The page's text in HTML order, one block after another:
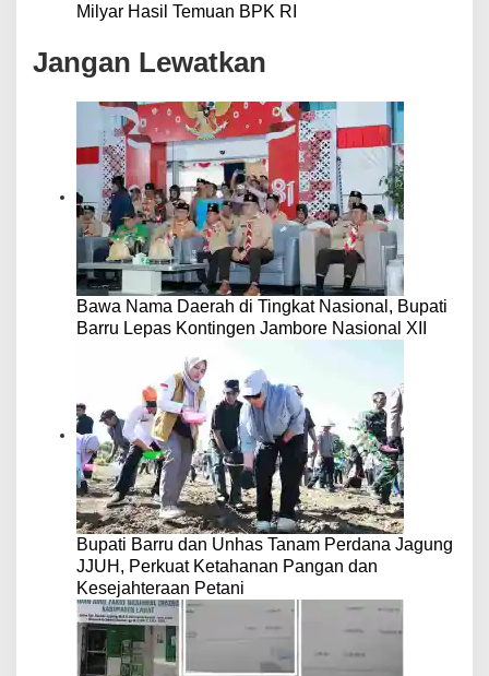
Milyar Hasil Temuan BPK RI
Jangan Lewatkan
Bawa Nama Daerah di Tingkat Nasional, Bupati
Barru Lepas Kontingen Jambore Nasional XII
Bupati Barru dan Unhas Tanam Perdana Jagung
JJUH, Perkuat Ketahanan Pangan dan
Kesejahteraan Petani